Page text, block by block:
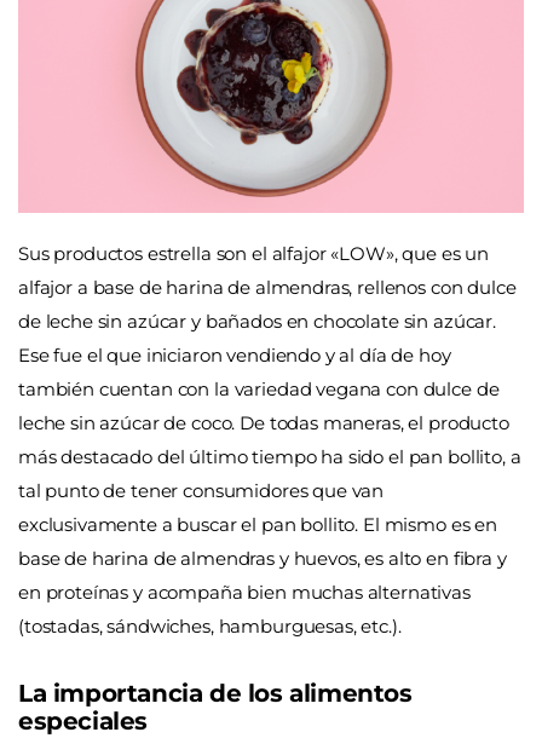
Sus productos estrella son el alfajor «LOW», que es un
alfajor a base de harina de almendras, rellenos con dulce
de leche sin azúcar y bañados en chocolate sin azúcar.
Ese fue el que iniciaron vendiendo y al día de hoy
también cuentan con la variedad vegana con dulce de
leche sin azúcar de coco. De todas maneras, el producto
más destacado del último tiempo ha sido el pan bollito, a
tal punto de tener consumidores que van
exclusivamente a buscar el pan bollito. El mismo es en
base de harina de almendras y huevos, es alto en fibra y
en proteínas y acompaña bien muchas alternativas
(tostadas, sándwiches, hamburguesas, etc.).
La importanciade los alimentos
especiales